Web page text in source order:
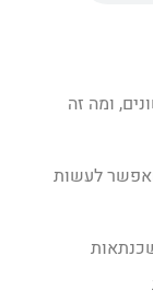
ומה זה
לעשות